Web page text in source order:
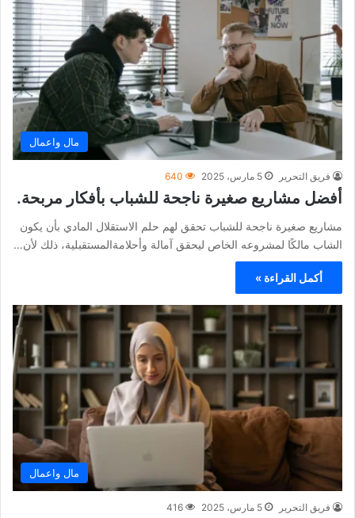
مال واعمال
فريق التحرير 5 مارس، 2025 640
أفضل مشاريع صغيرة ناجحة للشباب بأفكار مربحة.
مشاريع صغيرة ناجحة للشباب تحقق لهم حلم الاستقلال المادي بأن يكون
الشاب مالكًا لمشروعه الخاص ليحقق آمالة وأحلامةالمستقبلية، ذلك لأن…
أكمل القراءة »
مال واعمال
فريق التحرير 5 مارس، 2025 416